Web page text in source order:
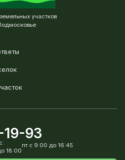
участков
93
18:00
пт с 9:00 до 16:45